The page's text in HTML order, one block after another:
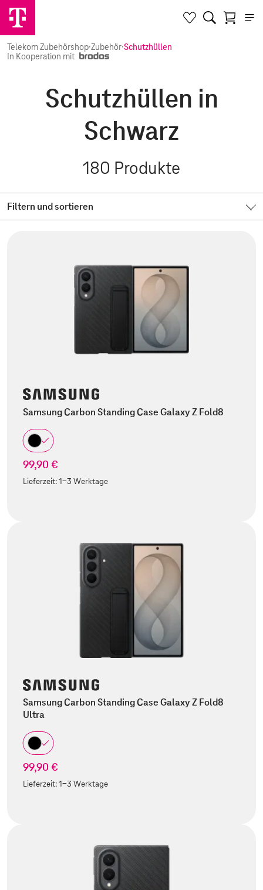
Telekom Zubehörshop·Zubehör·Schutzhüllen
In Kooperation mit
Schutzhüllen in
Schwarz
180 Produkte
Filtern und sortieren
Samsung Carbon Standing Case Galaxy Z Fold8
99,90 €
Lieferzeit:1-3 Werktage
Samsung Carbon Standing Case Galaxy Z Fold8
Ultra
99,90 €
Lieferzeit:1-3 Werktage